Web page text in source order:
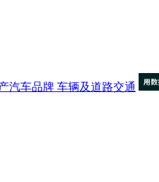
汽车品牌 车辆及道路交通